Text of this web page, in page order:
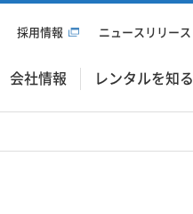
会社情報 レンタルを知る
採用情報 ニュースリリース